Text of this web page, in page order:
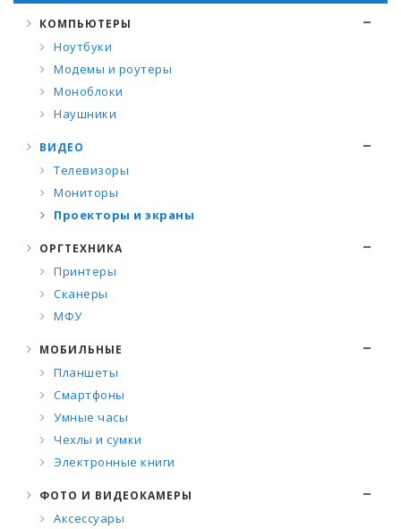
КОМПЬЮТЕРЫ
Ноутбуки
Модемы и роутеры
Моноблоки
Наушники
ВИДЕО
Телевизоры
Мониторы
Проекторы и экраны
ОРГТЕХНИКА
Принтеры
Сканеры
МФУ
МОБИЛЬНЫЕ
Планшеты
Смартфоны
Умные часы
Чехлы и сумки
Электронные книги
ФОТО И ВИДЕОКАМЕРЫ
Аксессуары